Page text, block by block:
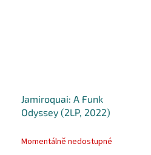
Jamiroquai: A Funk
Odyssey (2LP, 2022)
Momentálně nedostupné